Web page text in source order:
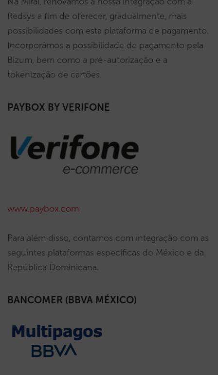
Redsys a fim de oferecer, gradualmente, mais
possibilidades com esta plataforma de pagamento.
Incorporámos a possibilidade de pagamento pela
Bizum, bem como a pré-autorização e a
tokenização de cartões.
PAYBOX BY VERIFONE
www.paybox.com
Para além disso, contamos com integração com as
seguintes plataformas específicas do México e da
República Dominicana.
BANCOMER (BBVA MÉXICO)